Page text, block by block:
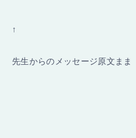
↑
先生からのメッセージ原文まま